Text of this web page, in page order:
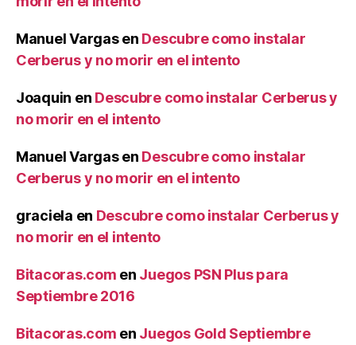
Manuel Vargasen Descubre como instalar
Cerberus y no morir en el intento
Joaquin en Descubre como instalar Cerberus y
no morir en el intento
Manuel Vargasen Descubre como instalar
Cerberus y no morir en el intento
graciela en Descubre como instalar Cerberus y
no morir en el intento
Bitacoras.com en Juegos PSN Plus para
Septiembre 2016
Bitacoras.com en Juegos Gold Septiembre